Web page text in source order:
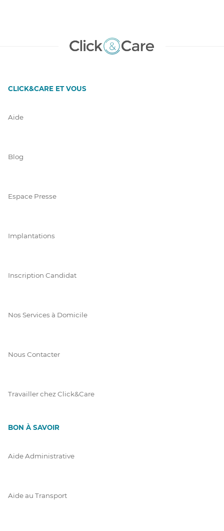
CLICK&CARE ET VOUS
Aide
Blog
Espace Presse
Implantations
Inscription Candidat
Nos Services à Domicile
Nous Contacter
Travailler chez Click&Care
BON À SAVOIR
Aide Administrative
Aide au Transport